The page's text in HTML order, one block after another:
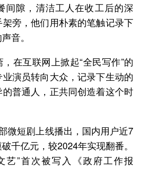
间隙，清洁工人在收工后的深
旁，他们用朴素的笔触记录下
音。
在互联网上掀起“全民写作”的
演员转向大众，记录下生动的
普通人，正共同创造着这个时
微短剧上线播出，国内用户近7
千亿元，较2024年实现翻番。
艺”首次被写入《政府工作报